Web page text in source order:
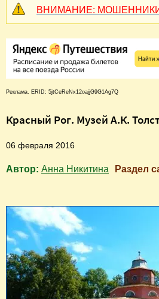
ВНИМАНИЕ:
Реклама. ERID: 5jtCeReNx12oajjG9G1Ag7Q
Красный Рог. Музей А.К.
06 февраля 2016
Автор: Анна Никитина Раздел